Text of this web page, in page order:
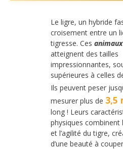
Le ligre, un hybride
croisement entre un
tigresse. Ces
atteignent des tailles
impressionnantes,
supérieures à celles
Ils peuvent peser
mesurer plus de 3,5
long ! Leurs
physiques combinent
et l’agilité du tigre,
d’une beauté à